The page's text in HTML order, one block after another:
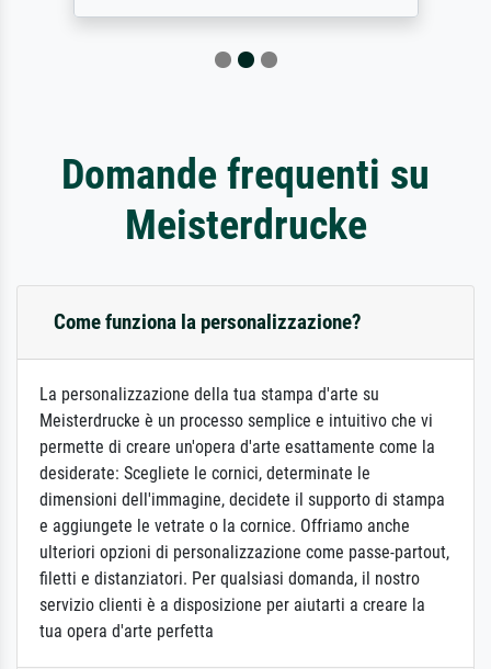
Domande frequenti su
Meisterdrucke
Come funziona la personalizzazione?
La personalizzazione della tua stampa d'arte su
Meisterdrucke è un processo semplice e intuitivo che vi
permette di creare un'opera d'arte esattamente come la
desiderate: Scegliete le cornici, determinate le
dimensioni dell'immagine, decidete il supporto di stampa
e aggiungete le vetrate o la cornice. Offriamo anche
ulteriori opzioni di personalizzazione come passe-partout,
filetti e distanziatori. Per qualsiasi domanda, il nostro
servizio clienti è a disposizione per aiutarti a creare la
tua opera d'arte perfetta